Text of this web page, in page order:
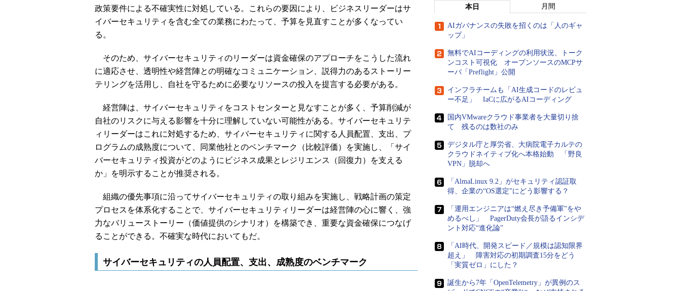
政策要件による不確実性に対処している。これらの要因により、ビジネスリーダーはサ
イバーセキュリティを含む全ての業務にわたって、予算を見直すことが多くなってい
る。
そのため、サイバーセキュリティのリーダーは資金確保のアプローチをこうした流れ
に適応させ、透明性や経営陣との明確なコミュニケーション、説得力のあるストーリー
テリングを活用し、自社を守るために必要なリソースの投入を提言する必要がある。
経営陣は、サイバーセキュリティをコストセンターと見なすことが多く、予算削減が
自社のリスクに与える影響を十分に理解していない可能性がある。サイバーセキュリテ
ィリーダーはこれに対処するため、サイバーセキュリティに関する人員配置、支出、プ
ログラムの成熟度について、同業他社とのベンチマーク（比較評価）を実施し、「サイ
バーセキュリティ投資がどのようにビジネス成果とレジリエンス（回復力）を支える
か」を明示することが推奨される。
組織の優先事項に沿ってサイバーセキュリティの取り組みを実施し、戦略計画の策定
プロセスを体系化することで、サイバーセキュリティリーダーは経営陣の心に響く、強
力なバリューストーリー（価値提供のシナリオ）を構築でき、重要な資金確保につなげ
ることができる。不確実な時代においてもだ。
サイバーセキュリティの人員配置、支出、成熟度のベンチマーク
本日 月間
AIガバナンスの失敗を招くのは「人のギャ
ップ」
無料でAIコーディングの利用状況、トーク
ンコスト可視化 オープンソースのMCPサ
ーバ「Preflight」公開
インフラチームも「AI生成コードのレビュ
ー不足」 IaCに広がるAIコーディング
国内VMwareクラウド事業者を大量切り捨
て 残るのは数社のみ
デジタル庁と厚労省、大病院電子カルテの
クラウドネイティブ化へ本格始動 「野良
VPN」脱却へ
「AlmaLinux 9.2」がセキュリティ認証取
得、企業の“OS選定”にどう影響する？
「運用エンジニアは“燃え尽き予備軍”をや
めるべし」 PagerDuty会長が語るインシデ
ント対応“進化論”
「AI時代、開発スピード／規模は認知限界
超え」 障害対応の初期調査15分をどう
「実質ゼロ」にした？
誕生から7年「OpenTelemetry」が異例のス